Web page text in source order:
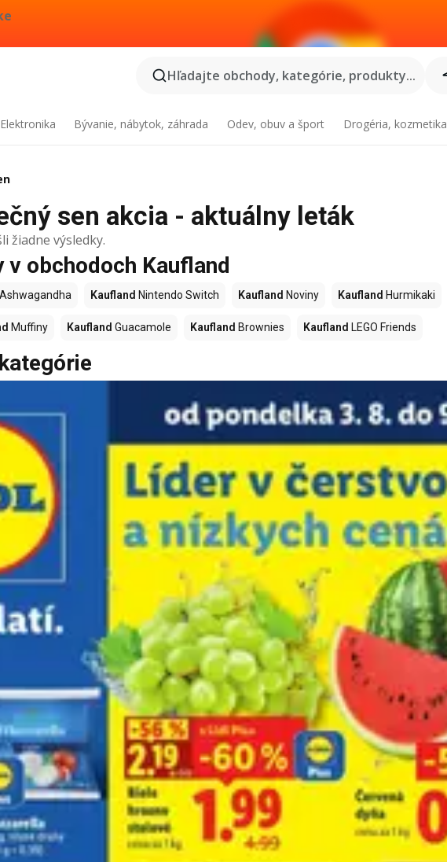
Hľadajte obchody, kategórie, produkty...
Elektronika Bývanie, nábytok, záhrada Odev, obuv a šport Drogéria, kozmetika
sen akcia - aktuálny leták
žiadne výsledky.
v obchodoch Kaufland
Ashwagandha Kaufland Nintendo Switch Kaufland Noviny Kaufland Hurmikaki
Muffiny Kaufland Guacamole Kaufland Brownies Kaufland LEGO Friends